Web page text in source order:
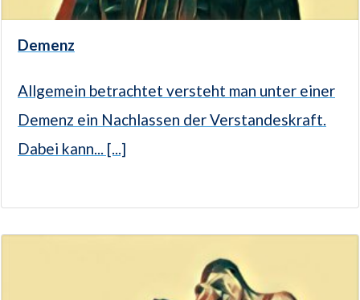
Demenz
Allgemein betrachtet versteht man unter einer
Demenz ein Nachlassen der Verstandeskraft.
Dabei kann... [...]